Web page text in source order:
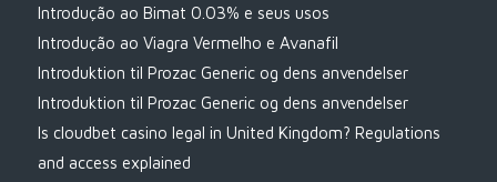
Introdução ao Bimat 0.03% e seus usos
Introdução ao Viagra Vermelho e Avanafil
Introduktion til Prozac Generic og dens anvendelser
Introduktion til Prozac Generic og dens anvendelser
Is cloudbet casino legal in United Kingdom? Regulations
and access explained